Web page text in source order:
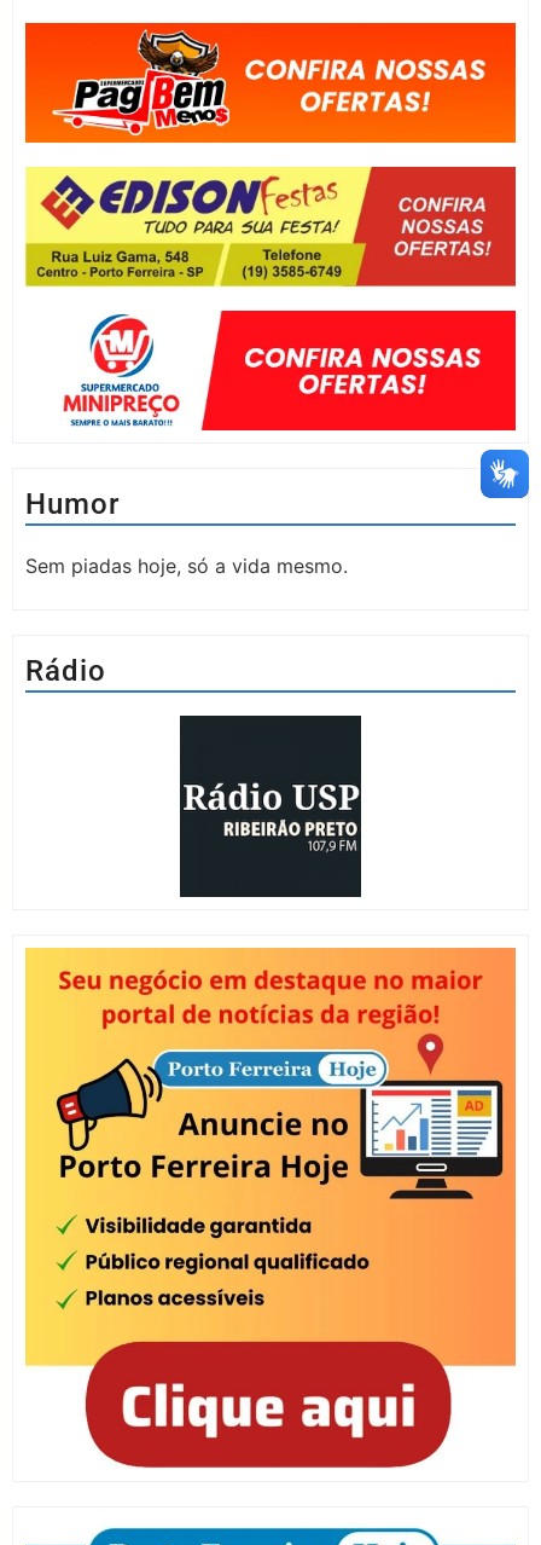
Humor
Sem piadas hoje, só a vida mesmo.
Rádio